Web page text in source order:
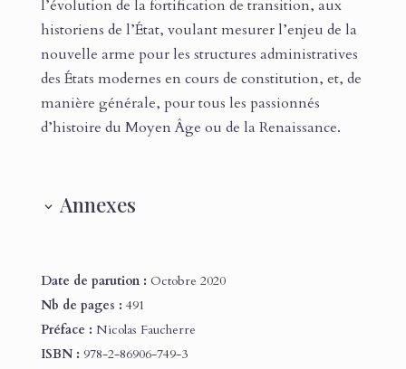
l’évolution de la fortification de transition, aux
historiens de l’État, voulant mesurer l’enjeu de la
nouvelle arme pour les structures administratives
des États modernes en cours de constitution, et, de
manière générale, pour tous les passionnés
d’histoire du Moyen Âge ou de la Renaissance.
Annexes
Date de parution : Octobre 2020
Nb de pages : 491
Préface : Nicolas Faucherre
ISBN : 978-2-86906-749-3